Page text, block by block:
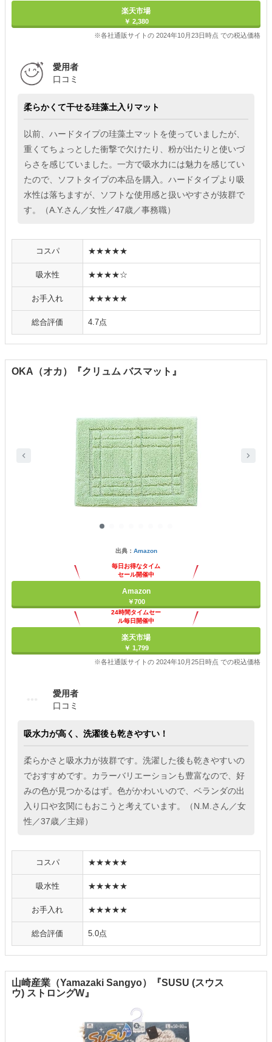
楽天市場
￥ 2,380
※各社通販サイトの 2024年10月23日時点 での税込価格
愛用者
口コミ
柔らかくて干せる珪藻土入りマット
以前、ハードタイプの珪藻土マットを使っていましたが、
重くてちょっとした衝撃で欠けたり、粉が出たりと使いづ
らさを感じていました。一方で吸水力には魅力を感じてい
たので、ソフトタイプの本品を購入。ハードタイプより吸
水性は落ちますが、ソフトな使用感と扱いやすさが抜群で
す。（A.Y.さん／女性／47歳／事務職）
コスパ ★★★★★
吸水性 ★★★★☆
お手入れ ★★★★★
総合評価 4.7点
OKA（オカ）『クリュム バスマット』
出典： Amazon
毎日お得なタイム
セール開催中
Amazon
￥700
24時間タイムセー
ル毎日開催中
楽天市場
￥ 1,799
※各社通販サイトの 2024年10月25日時点 での税込価格
愛用者
口コミ
吸水力が高く、洗濯後も乾きやすい！
柔らかさと吸水力が抜群です。洗濯した後も乾きやすいの
でおすすめです。カラーバリエーションも豊富なので、好
みの色が見つかるはず。色がかわいいので、ベランダの出
入り口や玄関にもおこうと考えています。（N.M.さん／女
性／37歳／主婦）
コスパ ★★★★★
吸水性 ★★★★★
お手入れ ★★★★★
総合評価 5.0点
山崎産業（Yamazaki Sangyo）『SUSU (スウス
ウ) ストロングW』